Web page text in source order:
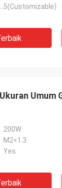
Cable(m):5(Customizable)
Umum
200W
M2<1.3
Yes